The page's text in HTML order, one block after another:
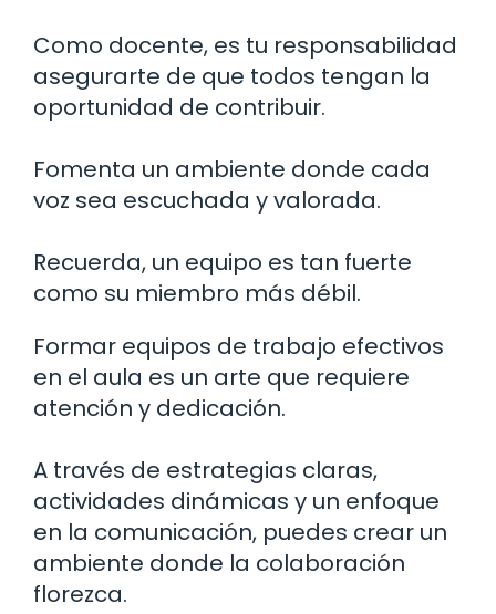
Como docente, es tu responsabilidad
asegurarte de que todos tengan la
oportunidad de contribuir.
Fomenta un ambiente donde cada
voz sea escuchada y valorada.
Recuerda, un equipo es tan fuerte
como su miembro más débil.
Formar equipos de trabajo efectivos
en el aula es un arte que requiere
atención y dedicación.
A través de estrategias claras,
actividades dinámicas y un enfoque
en la comunicación, puedes crear un
ambiente donde la colaboración
florezca.